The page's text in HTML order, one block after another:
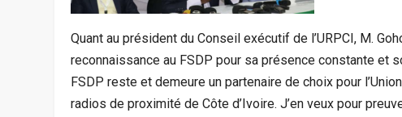
Quant au président du Conseil exécutif de l’URPCI, M.
reconnaissance au FSDP pour sa présence constante et
FSDP reste et demeure un partenaire de choix pour
radios de proximité de Côte d’Ivoire. J’en veux pour